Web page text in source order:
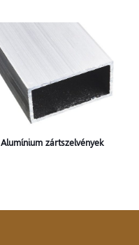
Alumínium zártszelvények